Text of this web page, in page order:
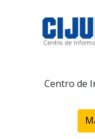
Centro de